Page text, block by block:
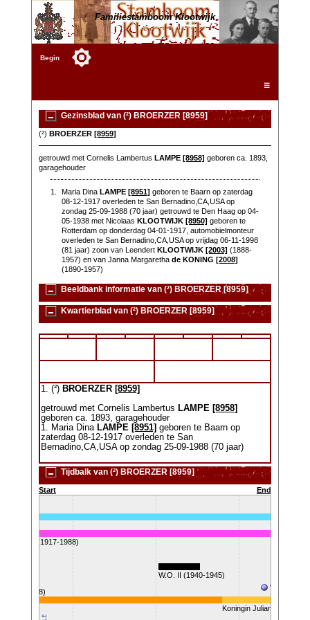
Familiestamboom Klootwijk
Begin
☰
Gezinsblad van (²) BROERZER [8959]
(²) BROERZER [8959]
getrouwd met Cornelis Lambertus LAMPE [8958] geboren ca. 1893,
garagehouder
1. Maria DinaLAMPE [8951] geboren te Baarn op zaterdag
08-12-1917 overleden te San Bernadino,CA,USA op
zondag 25-09-1988 (70 jaar) getrouwd te Den Haag op 04-
05-1938 met NicolaasKLOOTWIJK [8950] geboren te
Rotterdam op donderdag 04-01-1917, automobielmonteur
overleden te San Bernadino,CA,USA op vrijdag 06-11-1998
(81 jaar) zoon van LeendertKLOOTWIJK [2003] (1888-
1957) en van Janna Margarethade KONING [2008]
(1890-1957)
Beeldbank informatie van (²) BROERZER [8959]
Kwartierblad van (²) BROERZER [8959]
1. (²) BROERZER [8959]
getrouwd met Cornelis Lambertus LAMPE [8958]
geboren ca. 1893, garagehouder
1. Maria Dina LAMPE [8951] geboren te Baarn op
zaterdag 08-12-1917 overleden te San
Bernadino,CA,USA op zondag 25-09-1988 (70 jaar)
Tijdbalk van (²) BROERZER [8959]
Start End
Koningin Juliana
W.O. II (1940-1945)
griep (1918)
LAMPE (1917-1988)